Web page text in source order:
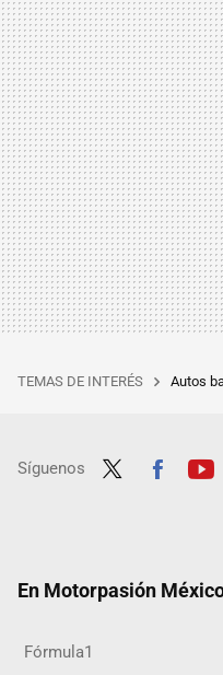
TEMAS DE INTERÉS Autos
Síguenos
En Motorpasión
Fórmula1